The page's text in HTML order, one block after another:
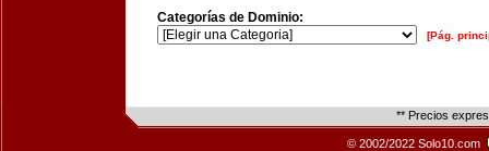
Categorías de Dominio:
[Pág.
** Precios
© 2002/2022 Solo10.com